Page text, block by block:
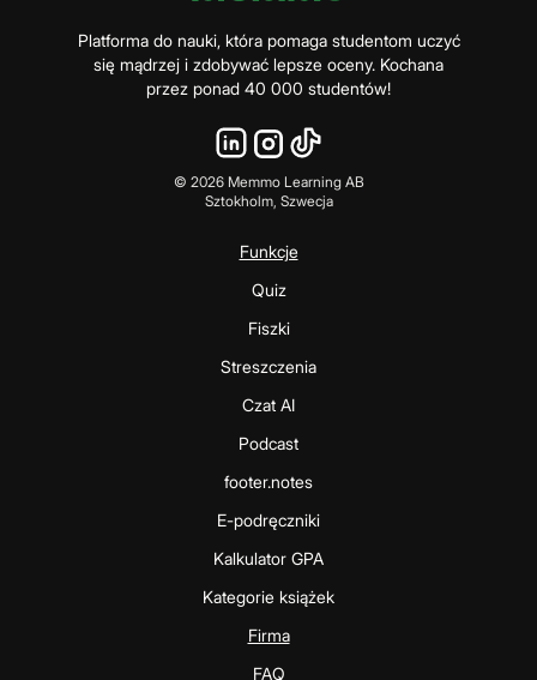
Platforma do nauki, która pomaga studentom uczyć
się mądrzej i zdobywać lepsze oceny. Kochana
przez ponad 40 000 studentów!
© 2026Memmo Learning AB
Sztokholm, Szwecja
Funkcje
Quiz
Fiszki
Streszczenia
Czat AI
Podcast
footer.notes
E-podręczniki
Kalkulator GPA
Kategorie książek
Firma
FAQ